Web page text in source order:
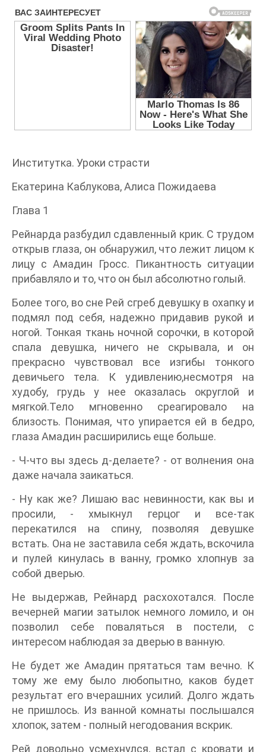
Институтка. Уроки страсти
Екатерина Каблукова, Алиса Пожидаева
Глава 1
Рейнарда разбудил сдавленный крик. С трудом
открыв глаза, он обнаружил, что лежит лицом к
лицу с Амадин Гросс. Пикантность ситуации
прибавляло и то, что он был абсолютно голый.
Более того, во сне Рей сгреб девушку в охапку и
подмял под себя, надежно придавив рукой и
ногой. Тонкая ткань ночной сорочки, в которой
спала девушка, ничего не скрывала, и он
прекрасно чувствовал все изгибы тонкого
девичьего тела. К удивлению,несмотря на
худобу, грудь у нее оказалась округлой и
мягкой.Тело мгновенно среагировало на
близость. Понимая, что упирается ей в бедро,
глаза Амадин расширились еще больше.
- Ч-что вы здесь д-делаете? - от волнения она
даже начала заикаться.
- Ну как же? Лишаю вас невинности, как вы и
просили, - хмыкнул герцог и все-так
перекатился на спину, позволяя девушке
встать. Она не заставила себя ждать, вскочила
и пулей кинулась в ванну, громко хлопнув за
собой дверью.
Не выдержав, Рейнард расхохотался. После
вечерней магии затылок немного ломило, и он
позволил себе поваляться в постели, с
интересом наблюдая за дверью в ванную.
Не будет же Амадин прятаться там вечно. К
тому же ему было любопытно, каков будет
результат его вчерашних усилий. Долго ждать
не пришлось. Из ванной комнаты послышался
хлопок, затем - полный негодования вскрик.
Рей довольно усмехнулся, встал с кровати и